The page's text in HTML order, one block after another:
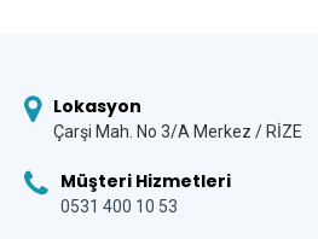
Lokasyon
Çarşi Mah. No 3/A Merkez / RİZE
Müşteri Hizmetleri
0531 400 10 53